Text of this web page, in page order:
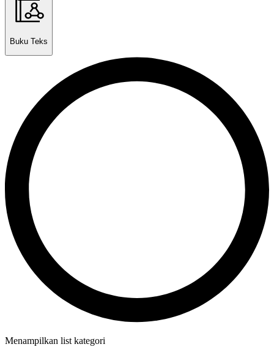
Buku Teks
Menampilkan list kategori